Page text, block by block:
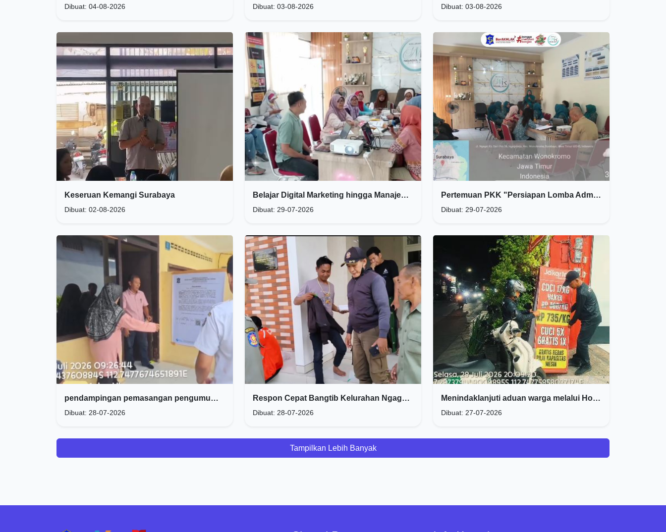
Dibuat: 04-08-2026 Dibuat: 03-08-2026 Dibuat: 03-08-2026
Keseruan Kemangi Surabaya
Dibuat: 02-08-2026
Belajar Digital Marketing hingga Manajemen Keuangan bersama Mercy Corps
Dibuat: 29-07-2026
Pertemuan PKK "Persiapan Lomba Administrasi PKK"
Dibuat: 29-07-2026
pendampingan pemasangan pengumuman permohonan penerbitan Balik Nama Surat Izin Pemakaian Tanah (SIPT)
Dibuat: 28-07-2026
Respon Cepat Bangtib Kelurahan Ngagel Rejo
Dibuat: 28-07-2026
Menindaklanjuti aduan warga melalui Hotline WA "Lapor Cak Eri"
Dibuat: 27-07-2026
Tampilkan Lebih Banyak